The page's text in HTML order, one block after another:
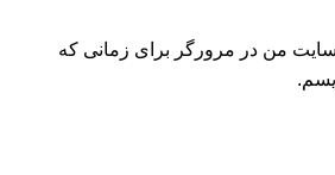
من در مرورگر برای زمانی که